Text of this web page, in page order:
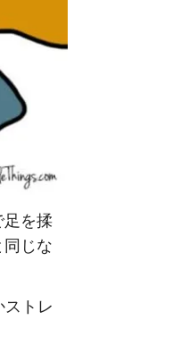
足を揉
じな
トレ